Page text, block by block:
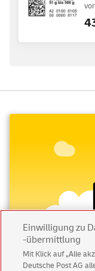
Einwilligung zu
-übermittlung
Mit Klick auf „Alle
Deutsche Post AG